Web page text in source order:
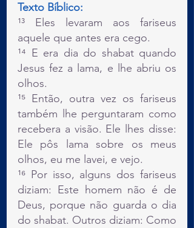
Texto Bíblico:
¹³ Eles levaram aos fariseus
aquele que antes era cego.
¹⁴ E era dia do shabat quando
Jesus fez a lama, e lhe abriu os
olhos.
¹⁵ Então, outra vez os fariseus
também lhe perguntaram como
recebera a visão. Ele lhes disse:
Ele pôs lama sobre os meus
olhos, eu me lavei, e vejo.
¹⁶ Por isso, alguns dos fariseus
diziam: Este homem não é de
Deus, porque não guarda o dia
do shabat. Outros diziam: Como